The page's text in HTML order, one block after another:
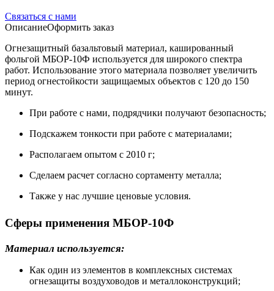
Связаться с нами
ОписаниеОформить заказ
Огнезащитный базальтовый материал, кашированный
фольгой МБОР-10Ф используется для широкого спектра
работ. Использование этого материала позволяет увеличить
период огнестойкости защищаемых объектов с 120 до 150
минут.
При работе с нами, подрядчики получают безопасность;
Подскажем тонкости при работе с материалами;
Располагаем опытом с 2010 г;
Сделаем расчет согласно сортаменту металла;
Также у нас лучшие ценовые условия.
Сферы применения МБОР-10Ф
Материал используется:
Как один из элементов в комплексных системах
огнезащиты воздуховодов и металлоконструкций;